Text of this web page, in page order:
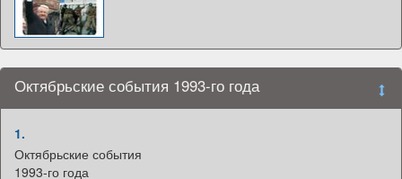
Октябрьские события 1993-го года
1.
Октябрьские события
1993-го года